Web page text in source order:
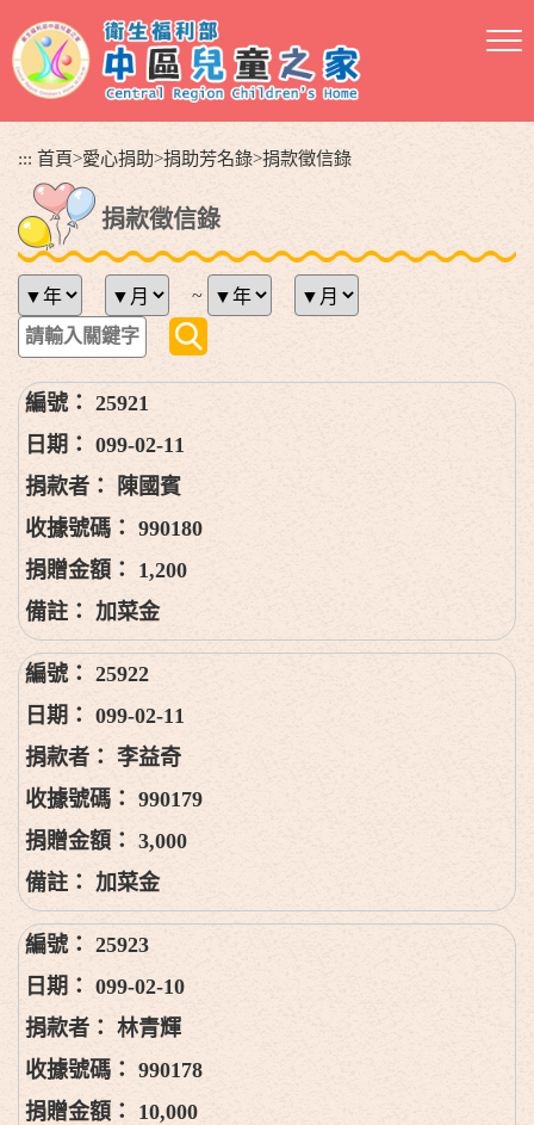
到
主
::: 首頁>愛心捐助>捐助芳名錄>捐款徵信錄
捐款徵信錄
~
25921
099-02-11
陳國賓
990180
1,200
加菜金
25922
099-02-11
李益奇
990179
3,000
加菜金
25923
099-02-10
林青輝
990178
10,000